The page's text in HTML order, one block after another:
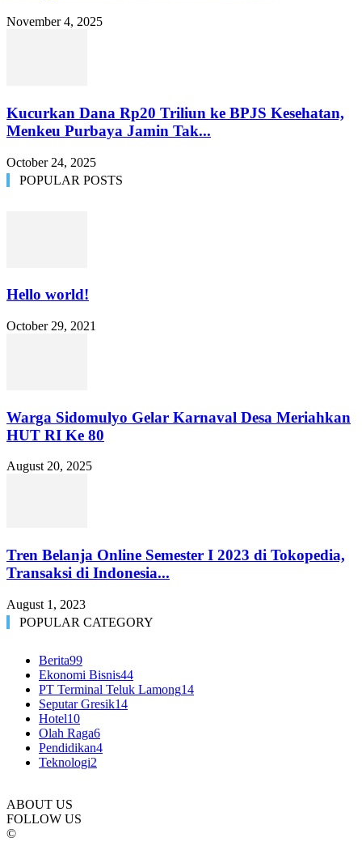
November 4, 2025
Kucurkan Dana Rp20 Triliun ke BPJS Kesehatan,
Menkeu Purbaya Jamin Tak...
October 24, 2025
POPULAR POSTS
Hello world!
October 29, 2021
Warga Sidomulyo Gelar Karnaval Desa Meriahkan
HUT RI Ke 80
August 20, 2025
Tren Belanja Online Semester I 2023 di Tokopedia,
Transaksi di Indonesia...
August 1, 2023
POPULAR CATEGORY
Berita99
Ekonomi Bisnis44
PT Terminal Teluk Lamong14
Seputar Gresik14
Hotel10
Olah Raga6
Pendidikan4
Teknologi2
ABOUT US
FOLLOW US
©